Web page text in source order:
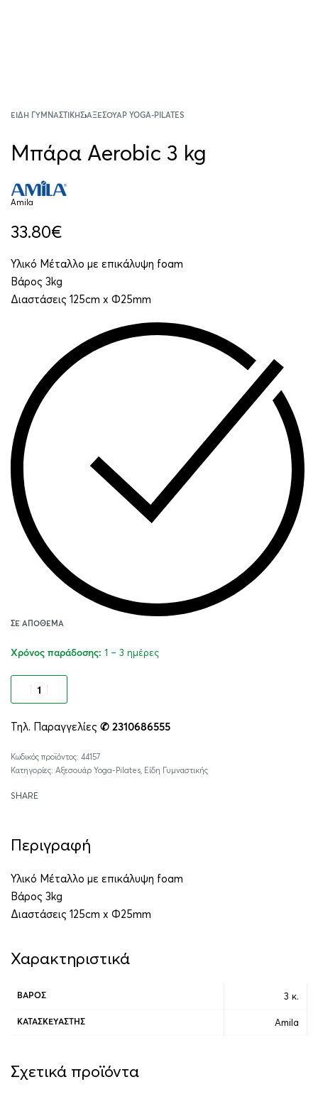
ΕΊΔΗ ΓΥΜΝΑΣΤΙΚΉΣ›ΑΞΕΣΟΥΆΡ YOGA-PILATES
Μπάρα Aerobic 3 kg
Amila
33.80€
Υλικό Μέταλλο με επικάλυψη foam
Βάρος 3kg
Διαστάσεις 125cm x Φ25mm
ΣΕ ΑΠΌΘΕΜΑ
Χρόνος παράδοσης: 1 – 3 ημέρες
Τηλ. Παραγγελίες ✆ 2310686555
44157
Κατηγορίες: Αξεσουάρ Yoga-Pilates, Είδη Γυμναστικής
SHARE
Περιγραφή
Υλικό Μέταλλο με επικάλυψη foam
Βάρος 3kg
Διαστάσεις 125cm x Φ25mm
Χαρακτηριστικά
ΒΆΡΟΣ 3 κ.
ΚΑΤΑΣΚΕΥΑΣΤΉΣ Amila
Σχετικά προϊόντα